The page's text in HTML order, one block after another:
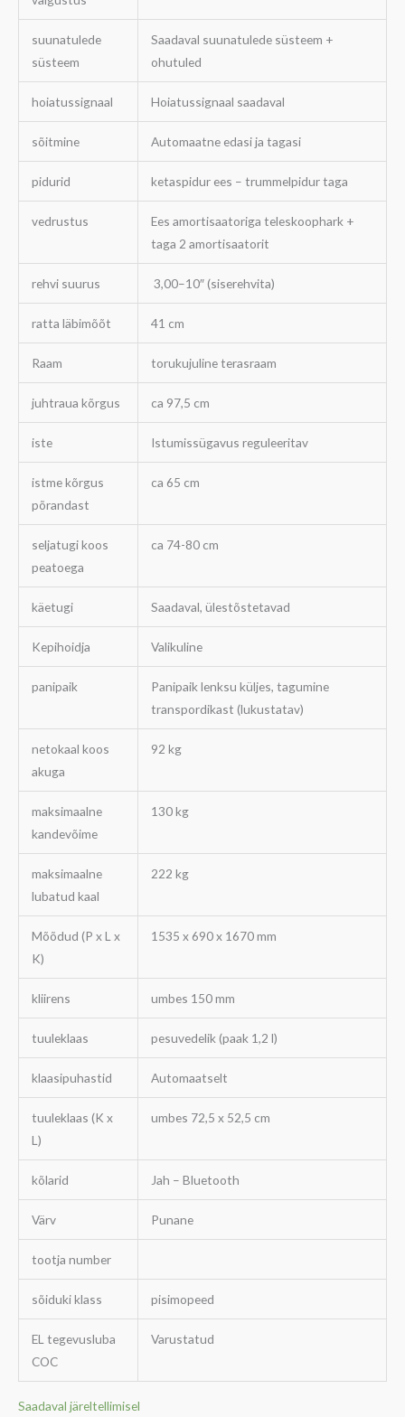
suunatulede
süsteem
Saadaval suunatulede süsteem +
ohutuled
hoiatussignaal Hoiatussignaal saadaval
sõitmine Automaatne edasi ja tagasi
pidurid ketaspidur ees – trummelpidur taga
vedrustus
Ees amortisaatoriga teleskoophark +
taga 2 amortisaatorit
rehvi suurus 3,00–10″ (siserehvita)
ratta läbimõõt 41 cm
Raam torukujuline terasraam
juhtraua kõrgus ca 97,5 cm
iste Istumissügavus reguleeritav
istme kõrgus
põrandast
ca 65 cm
seljatugi koos
peatoega
ca 74-80 cm
käetugi Saadaval, ülestõstetavad
Kepihoidja Valikuline
panipaik
Panipaik lenksu küljes, tagumine
transpordikast (lukustatav)
netokaal koos
akuga
92 kg
maksimaalne
kandevõime
130 kg
maksimaalne
lubatud kaal
222 kg
Mõõdud (P x L x
K)
1535 x 690 x 1670 mm
kliirens umbes 150 mm
tuuleklaas pesuvedelik (paak 1,2 l)
klaasipuhastid Automaatselt
tuuleklaas (K x
L)
umbes 72,5 x 52,5 cm
kõlarid Jah – Bluetooth
Värv Punane
tootja number
sõiduki klass pisimopeed
EL tegevusluba
COC
Varustatud
Saadaval järeltellimisel